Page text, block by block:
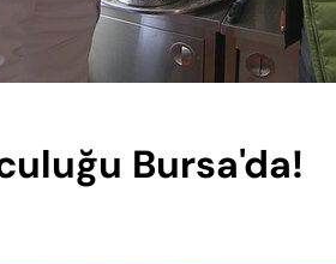
Bursa'da!